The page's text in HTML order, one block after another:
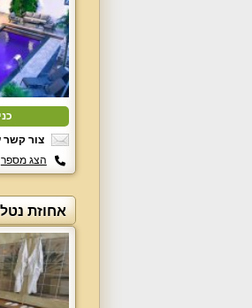
צור קשר
הצג מספר
אחוזת